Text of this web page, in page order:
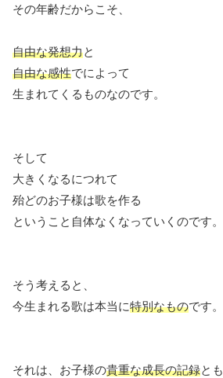
その年齢だからこそ、
自由な発想力と
自由な感性でによって
生まれてくるものなのです。
そして
大きくなるにつれて
殆どのお子様は歌を作る
ということ自体なくなっていくのです。
そう考えると、
今生まれる歌は本当に特別なものです。
それは、お子様の貴重な成長の記録とも